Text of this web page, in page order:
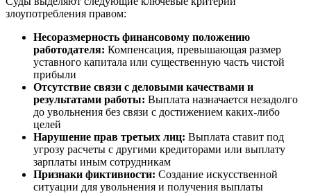
злоупотребления правом:
Несоразмерность финансовому положению
работодателя: Компенсация, превышающая размер
уставного капитала или существенную часть чистой
прибыли
Отсутствие связи с деловыми качествами и
результатами работы: Выплата назначается незадолго
до увольнения без связи с достижением каких-либо
целей
Нарушение прав третьих лиц: Выплата ставит под
угрозу расчеты с другими кредиторами или выплату
зарплаты иным сотрудникам
Признаки фиктивности: Создание искусственной
ситуации для увольнения и получения выплаты